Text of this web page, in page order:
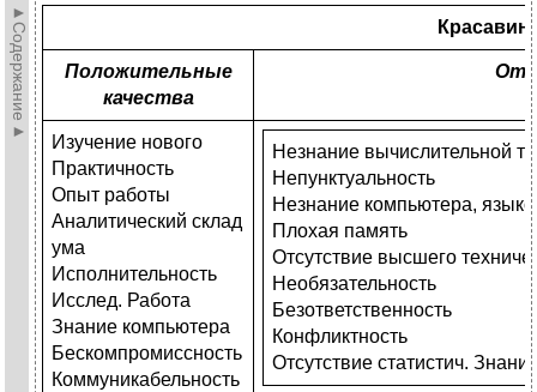
►Содержание► Красавин
Положительные
качества
Изучение нового
Практичность
Опыт работы
Аналитический склад
ума
Исполнительность
Исслед. Работа
Знание компьютера
Бескомпромиссность
Коммуникабельность
Незнание вычислительной
Непунктуальность
Незнание компьютера,
Плохая память
Отсутствие высшего
Необязательность
Безответственность
Конфликтность
Отсутствие статистич.